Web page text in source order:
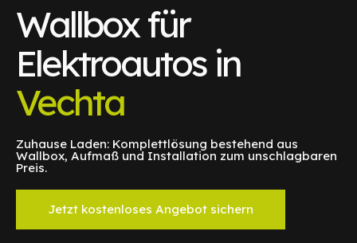
Wallbox für
Elektroautos in
Vechta
Zuhause Laden: Komplettlösung bestehend aus
Wallbox, Aufmaß und Installation zum unschlagbaren
Preis.
Jetzt kostenloses Angebot sichern